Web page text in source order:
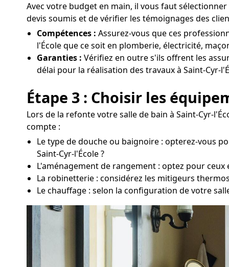
Avec votre budget en main, il vous faut sélectionner
devis soumis et de vérifier les témoignages des
Compétences : Assurez-vous que ces
l'École que ce soit en plomberie, électricité,
Garanties : Vérifiez en outre s'ils offrent les
délai pour la réalisation des travaux à Saint-Cyr-
Étape 3 : Choisir les
Lors de la refonte votre salle de bain à Saint-Cyr-
compte :
Le type de douche ou baignoire : opterez-vous
Saint-Cyr-l'École ?
L'aménagement de rangement : optez pour
La robinetterie : considérez les mitigeurs
Le chauffage : selon la configuration de votre